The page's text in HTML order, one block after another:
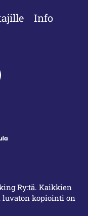
Info
Ry:tä. Kaikkien
kopiointi on